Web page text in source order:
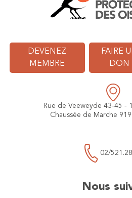
DEVENEZ
MEMBRE
FAIRE
DON
Rue de Veeweyde 43-45 -
Chaussée de Marche
02/
Nous